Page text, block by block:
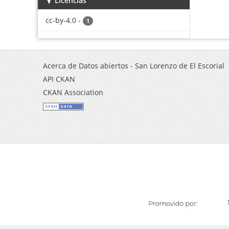
cc-by-4.0 - 1
Acerca de Datos abiertos - San Lorenzo de El Escorial
API CKAN
CKAN Association